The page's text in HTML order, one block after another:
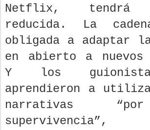
Netflix, tendrá
reducida. La
obligada a adaptar
en abierto a nuevos
Y los
aprendieron a
narrativas
supervivencia”,